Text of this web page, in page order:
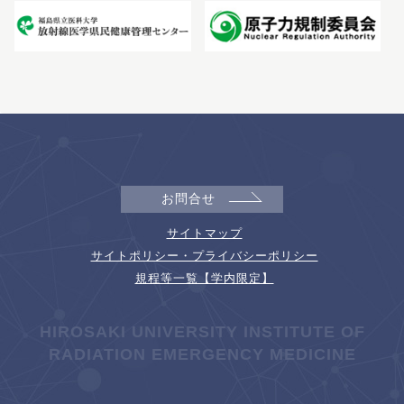
お問合せ
サイトマップ
サイトポリシー・プライバシーポリシー
規程等一覧【学内限定】
HIROSAKI UNIVERSITY INSTITUTE OF
RADIATION EMERGENCY MEDICINE